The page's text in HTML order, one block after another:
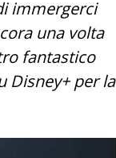
immergerci
una volta
fantastico
Disney+ per la